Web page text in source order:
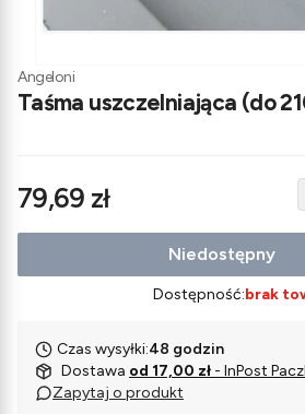
Angeloni
Taśma uszczelniająca (do
Cena
79,69 zł
Niedostępny
Dostępność:brak
Czas wysyłki:48 godzin
Dostawa od 17,00 zł - InPost
Zapytaj o produkt